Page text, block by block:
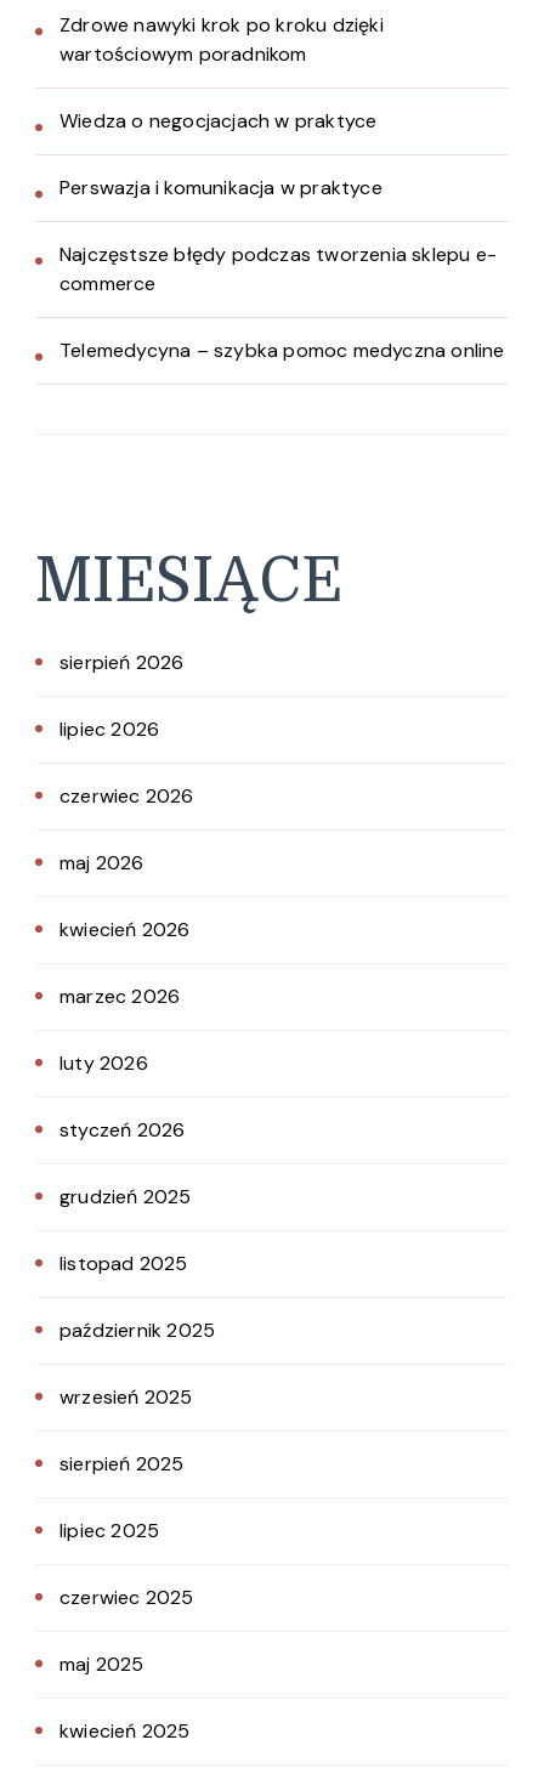
Zdrowe nawyki krok po kroku dzięki
wartościowym poradnikom
Wiedza o negocjacjach w praktyce
Perswazja i komunikacja w praktyce
Najczęstsze błędy podczas tworzenia sklepu e-
commerce
Telemedycyna – szybka pomoc medyczna online
MIESIĄCE
sierpień 2026
lipiec 2026
czerwiec 2026
maj 2026
kwiecień 2026
marzec 2026
luty 2026
styczeń 2026
grudzień 2025
listopad 2025
październik 2025
wrzesień 2025
sierpień 2025
lipiec 2025
czerwiec 2025
maj 2025
kwiecień 2025